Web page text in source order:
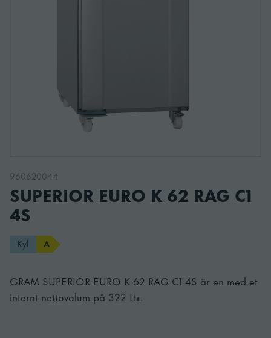
960620044
SUPERIOR EURO K 62 RAG C1
4S
Kyl A
GRAM SUPERIOR EURO K 62 RAG C1 4S är en med et
internt nettovolum på 322 Ltr.